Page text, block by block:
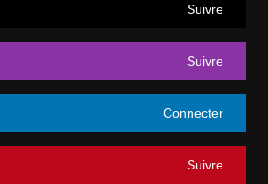
Suivre
Suivre
Connecter
Suivre